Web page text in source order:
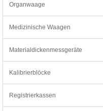
Organwaage
Medizinische Waagen
Materialdickenmessgeräte
Kalibrierblöcke
Registrierkassen